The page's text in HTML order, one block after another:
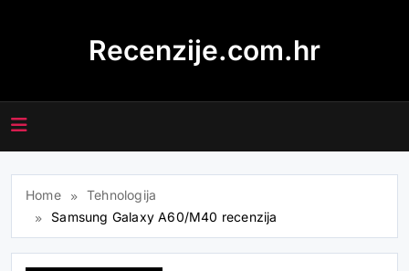
Recenzije.com.hr
Home
Tehnologija
Samsung Galaxy A60/M40 recenzija